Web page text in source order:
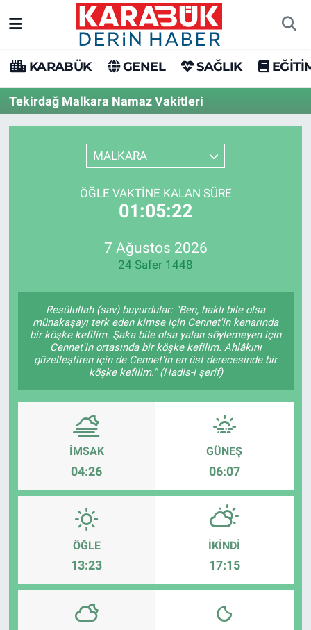
KARABÜK GENEL SAĞLIK
Tekirdağ Malkara Namaz Vakitleri
MALKARA
ÖĞLE VAKTINE KALAN SÜRE
01:05:22
7 Ağustos 2026
24 Safer 1448
Resûlullah (sav) buyurdular: "Ben, haklı bile olsa
münakaşayı terk eden kimse için Cennet'in kenarında
bir köşke kefilim. Şaka bile olsa yalan söylemeyen için
Cennet'in ortasında bir köşke kefilim. Ahlâkını
güzelleştiren için de Cennet'in en üst derecesinde bir
köşke kefilim." (Hadis-i şerif)
İMSAK
04:26
GÜNEŞ
06:07
ÖĞLE
13:23
İKINDI
17:15
Karabük Hava Durumu
Karabük Trafik Yoğunluk Haritası
Süper Lig Puan Durumu ve Fikstür
Tüm Manşetler